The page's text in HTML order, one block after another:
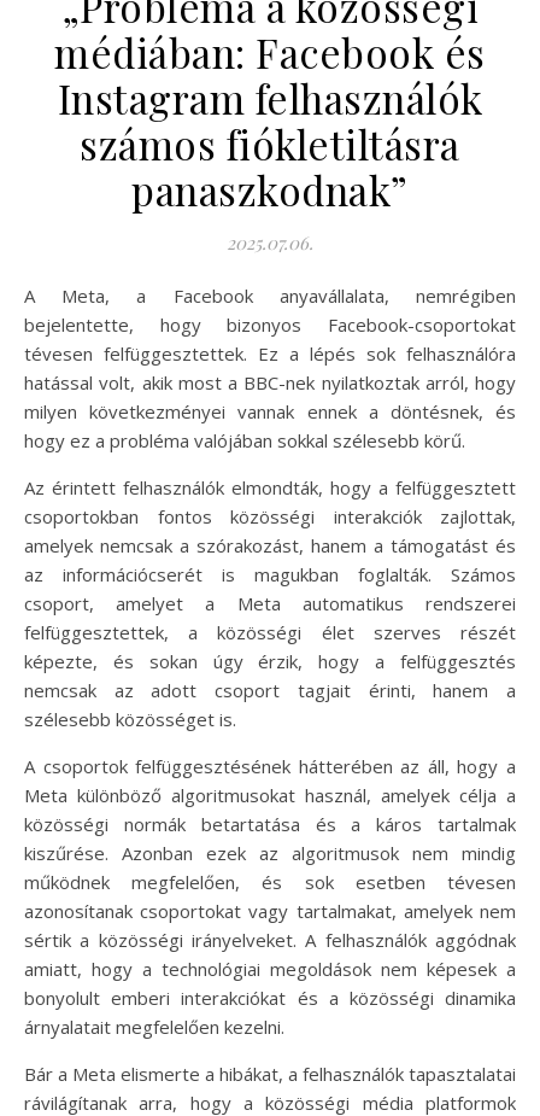
médiában: Facebook és
Instagram felhasználók
számos fiókletiltásra
panaszkodnak”
2025.07.06.
A Meta, a Facebook anyavállalata, nemrégiben
bejelentette, hogy bizonyos Facebook-csoportokat
tévesen felfüggesztettek. Ez a lépés sok felhasználóra
hatással volt, akik most a BBC-nek nyilatkoztak arról, hogy
milyen következményei vannak ennek a döntésnek, és
hogy ez a probléma valójában sokkal szélesebb körű.
Az érintett felhasználók elmondták, hogy a felfüggesztett
csoportokban fontos közösségi interakciók zajlottak,
amelyek nemcsak a szórakozást, hanem a támogatást és
az információcserét is magukban foglalták. Számos
csoport, amelyet a Meta automatikus rendszerei
felfüggesztettek, a közösségi élet szerves részét
képezte, és sokan úgy érzik, hogy a felfüggesztés
nemcsak az adott csoport tagjait érinti, hanem a
szélesebb közösséget is.
A csoportok felfüggesztésének hátterében az áll, hogy a
Meta különböző algoritmusokat használ, amelyek célja a
közösségi normák betartatása és a káros tartalmak
kiszűrése. Azonban ezek az algoritmusok nem mindig
működnek megfelelően, és sok esetben tévesen
azonosítanak csoportokat vagy tartalmakat, amelyek nem
sértik a közösségi irányelveket. A felhasználók aggódnak
amiatt, hogy a technológiai megoldások nem képesek a
bonyolult emberi interakciókat és a közösségi dinamika
árnyalatait megfelelően kezelni.
Bár a Meta elismerte a hibákat, a felhasználók tapasztalatai
rávilágítanak arra, hogy a közösségi média platformok